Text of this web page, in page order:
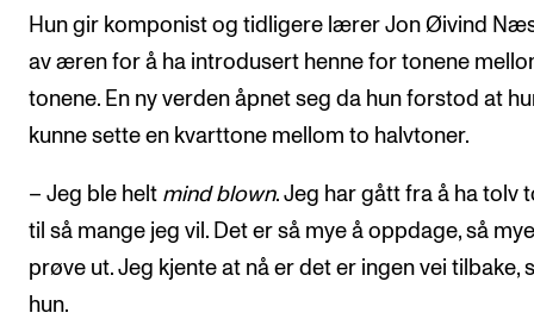
Kontakt oss
For ansatte og studenter
Hun gir komponist og tidligere lærer Jon Øivind
av æren for å ha introdusert henne for tonene
tonene. En ny verden åpnet seg da hun forstod at
kunne sette en kvarttone mellom to halvtoner.
– Jeg ble helt mind blown. Jeg har gått fra å ha tolv
til så mange jeg vil. Det er så mye å oppdage, så
prøve ut. Jeg kjente at nå er det er ingen vei tilbake,
hun.